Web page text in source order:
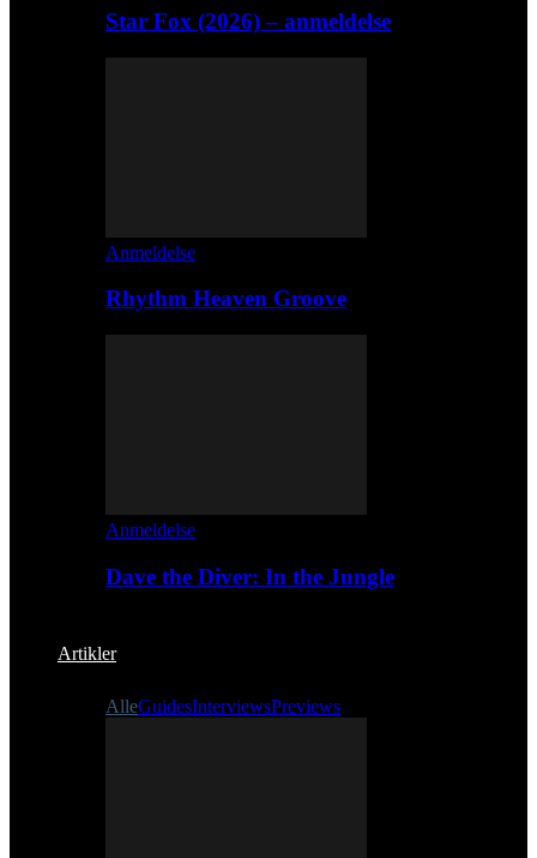
Star Fox (2026) – anmeldelse
Anmeldelse
Rhythm Heaven Groove
Anmeldelse
Dave the Diver: In the Jungle
Artikler
AlleGuidesInterviewsPreviews